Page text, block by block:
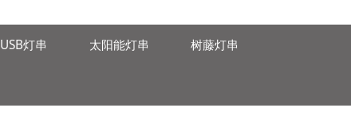
USB灯串 太阳能灯串 树藤灯串